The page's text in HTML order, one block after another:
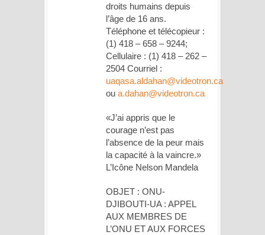
droits humains depuis
l’âge de 16 ans.
Téléphone et télécopieur :
(1) 418 – 658 – 9244;
Cellulaire : (1) 418 – 262 –
2504 Courriel :
uaqasa.aldahan@videotron.ca
ou a.dahan@videotron.ca
«J’ai appris que le
courage n’est pas
l’absence de la peur mais
la capacité à la vaincre.»
L’Icône Nelson Mandela
OBJET : ONU-
DJIBOUTI-UA : APPEL
AUX MEMBRES DE
L’ONU ET AUX FORCES